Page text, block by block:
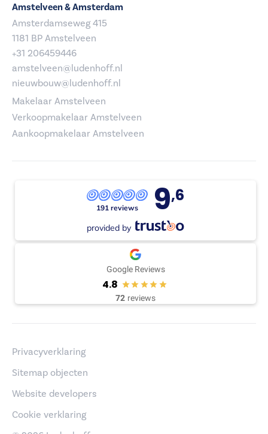
Amstelveen & Amsterdam
Amsterdamseweg 415
1181 BP Amstelveen
+31 206459446
amstelveen@ludenhoff.nl
nieuwbouw@ludenhoff.nl
Makelaar Amstelveen
Verkoopmakelaar Amstelveen
Aankoopmakelaar Amstelveen
191 reviews 9,6
provided by
Google Reviews
4.8
72 reviews
Privacyverklaring
Sitemap objecten
Website developers
Cookie verklaring